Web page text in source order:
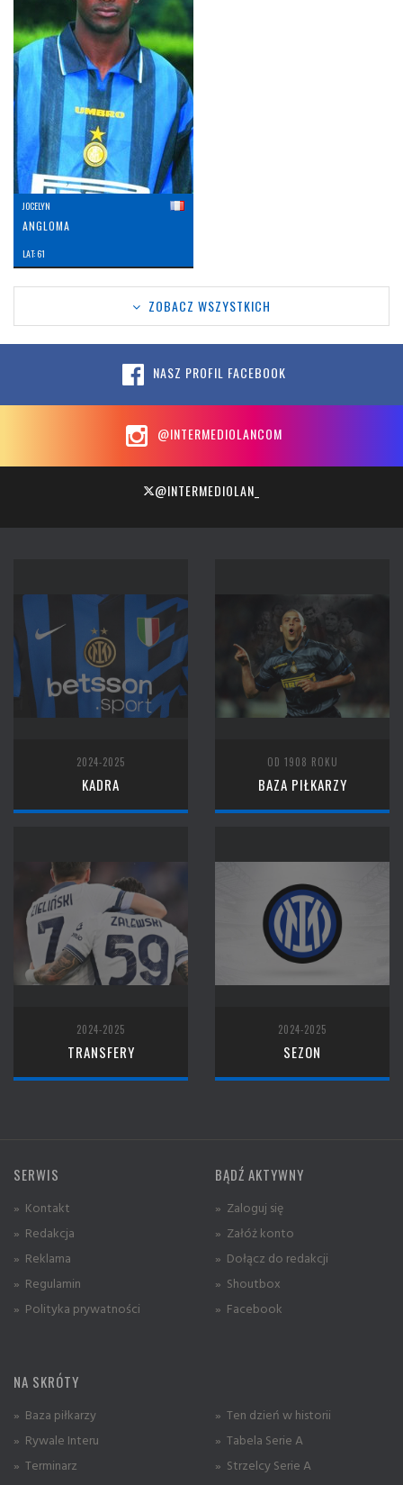
JOCELYN
ANGLOMA
LAT: 61
ZOBACZ WSZYSTKICH
NASZ PROFIL FACEBOOK
@INTERMEDIOLANCOM
@INTERMEDIOLAN_
2024-2025
KADRA
OD 1908 ROKU
BAZA PIŁKARZY
2024-2025
TRANSFERY
2024-2025
SEZON
SERWIS
» Kontakt
» Redakcja
» Reklama
» Regulamin
» Polityka prywatności
BĄDŹ AKTYWNY
» Zaloguj się
» Załóż konto
» Dołącz do redakcji
» Shoutbox
» Facebook
NA SKRÓTY
» Baza piłkarzy
» Rywale Interu
» Terminarz
» Ten dzień w historii
» Tabela Serie A
» Strzelcy Serie A